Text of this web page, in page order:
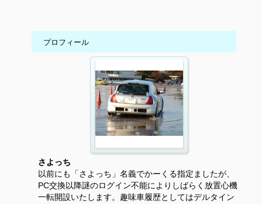
プロフィール
さよっち
以前にも「さよっち」名義でかーくる指定ましたが、
PC交換以降謎のログイン不能によりしばらく放置心機
一転開設いたします。趣味車履歴としてはデルタイン